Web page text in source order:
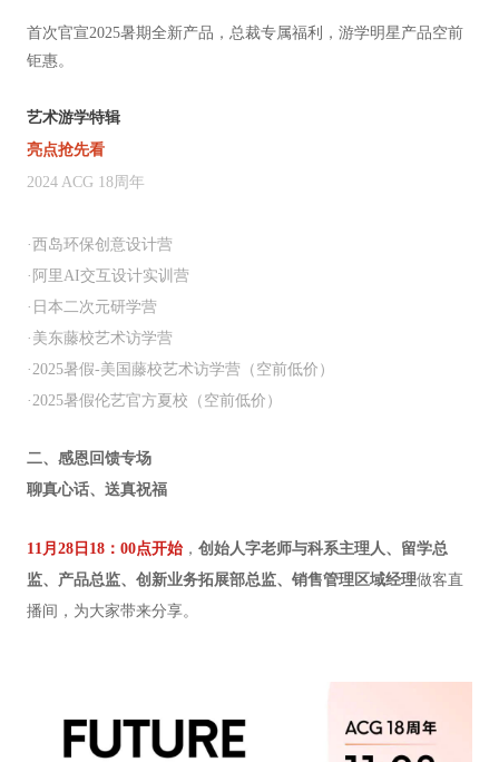
首次官宣2025暑期全新产品，总裁专属福利，游学明星产品空前
钜惠。
艺术游学特辑
亮点抢先看
2024 ACG 18周年
· 西岛环保创意设计营
· 阿里AI交互设计实训营
· 日本二次元研学营
· 美东藤校艺术访学营
·2025暑假-美国藤校艺术访学营（空前低价）
·2025暑假伦艺官方夏校（空前低价）
二、感恩回馈专场
聊真心话、送真祝福
11月28日18：00点开始， 创始人字老师与科系主理人、留学总
监、产品总监、创新业务拓展部总监、销售管理区域经理做客直
播间，为大家带来分享。